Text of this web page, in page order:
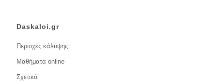
Daskaloi.gr
Περιοχές κάλυψης
Μαθήματα online
Σχετικά